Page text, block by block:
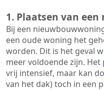
1. Plaatsen van
Bij een
een oude woning het
worden. Dit is het geval
meer voldoende zijn. Het
vrij intensief, maar kan
van het dak) toch in een